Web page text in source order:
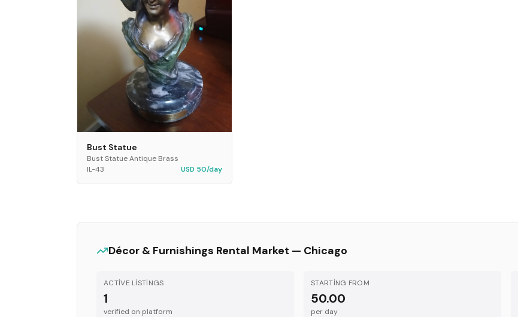
Bust Statue
Bust Statue Antique Brass
IL-43
USD 50/day
Décor & Furnishings Rental Market — Chicago
ACTIVE LISTINGS
1
verified on platform
STARTING FROM
50.00
per day